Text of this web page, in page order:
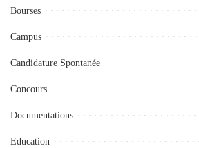
Bourses
Campus
Candidature Spontanée
Concours
Documentations
Education